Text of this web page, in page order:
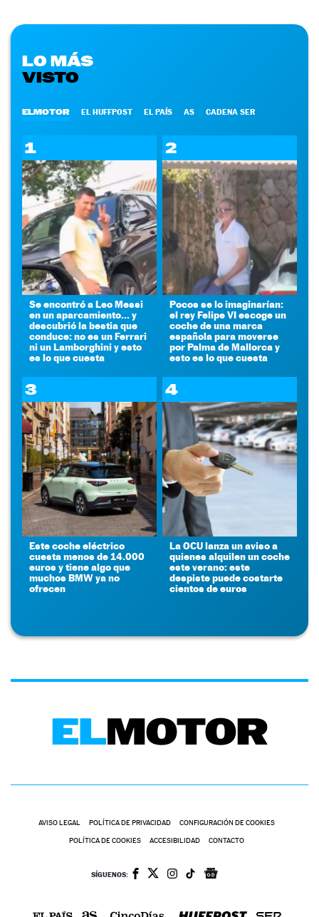
LO MÁS
VISTO
ELMOTOR EL HUFFPOST EL PAÍS AS CADENA SER
1
Se encontró a Leo Messi
en un aparcamiento... y
descubrió la bestia que
conduce: no es un Ferrari
ni un Lamborghini y esto
es lo que cuesta
2
Pocos se lo imaginarían:
el rey Felipe VI escoge un
coche de una marca
española para moverse
por Palma de Mallorca y
esto es lo que cuesta
3
Este coche eléctrico
cuesta menos de 14.000
euros y tiene algo que
muchos BMW ya no
ofrecen
4
La OCU lanza un aviso a
quienes alquilen un coche
este verano: este
despiste puede costarte
cientos de euros
AVISO LEGAL POLÍTICA DE PRIVACIDAD CONFIGURACIÓN DE COOKIES
POLÍTICA DE COOKIES ACCESIBILIDAD CONTACTO
SÍGUENOS: